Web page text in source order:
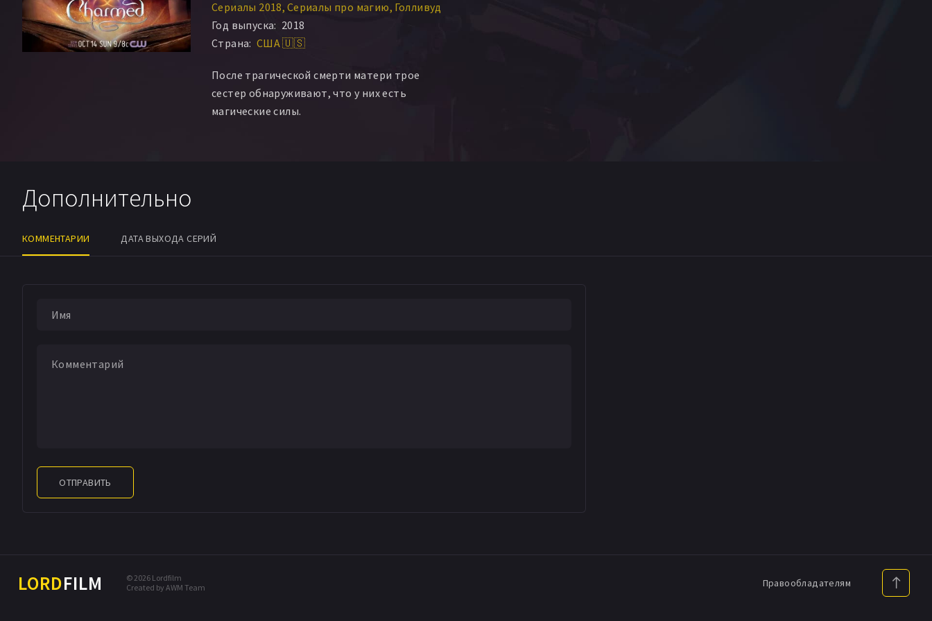
Сериалы 2018 Сериалы про магию Голливуд
Год выпуска: 2018
Страна: США 🇺🇸
После трагической смерти матери трое
сестер обнаруживают, что у них есть
магические силы.
Дополнительно
КОММЕНТАРИИ ДАТА ВЫХОДА СЕРИЙ
ОТПРАВИТЬ
LORDFILM
© 2026 Lordfilm
Created by AWM Team
Правообладателям